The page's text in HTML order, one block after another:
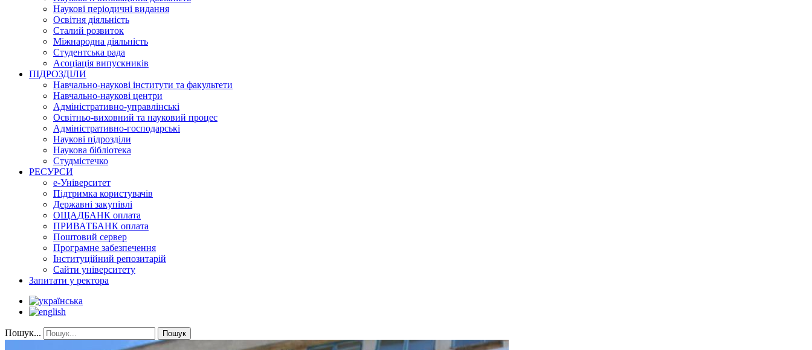
Наукові періодичні видання
Освітня діяльність
Сталий розвиток
Міжнародна діяльність
Студентська рада
Асоціація випускників
ПІДРОЗДІЛИ
Навчально-наукові інститути та факультети
Навчально-наукові центри
Адміністративно-управлінські
Освітньо-виховний та науковий процес
Адміністративно-господарські
Наукові підрозділи
Наукова бібліотека
Студмістечко
РЕСУРСИ
е-Університет
Підтримка користувачів
Державні закупівлі
ОЩАДБАНК оплата
ПРИВАТБАНК оплата
Поштовий сервер
Програмне забезпечення
Інституційний репозитарій
Сайти університету
Запитати у ректора
Пошук... Пошук